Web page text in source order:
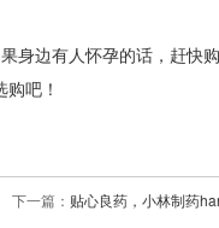
身边有人怀孕的话，赶快
吧！
下一篇： 贴心良药，小林制药